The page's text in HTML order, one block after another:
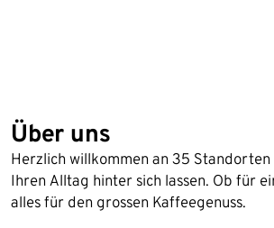
Über uns
Herzlich willkommen an 35
Ihren Alltag hinter sich lassen. Ob für
alles für den grossen Kaffeegenuss.